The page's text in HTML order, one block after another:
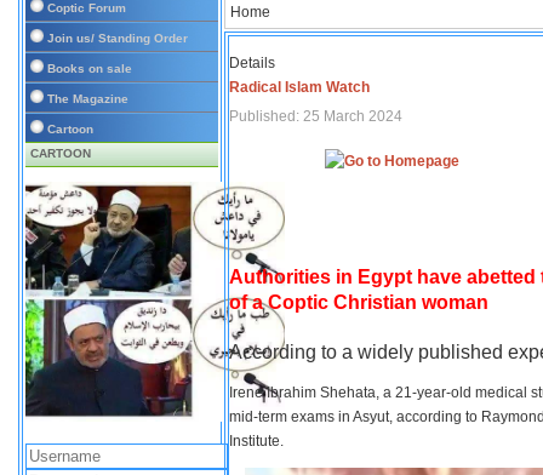
Coptic Forum
Join us/ Standing Order
Books on sale
The Magazine
Cartoon
CARTOON
Home
Details
Radical Islam Watch
Published: 25 March 2024
Authorities in Egypt have
of a Coptic Christian woman
According to a widely published
Irene Ibrahim Shehata, a 21-year-old medical
mid-term exams in Asyut, according to
Institute.